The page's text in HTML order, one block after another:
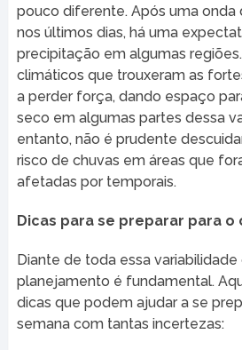
pouco diferente. Após uma onda
nos últimos dias, há uma
precipitação em algumas
climáticos que trouxeram as
a perder força, dando espaço
seco em algumas partes dessa
entanto, não é prudente
risco de chuvas em áreas que
afetadas por temporais.
Dicas para se preparar para o
Diante de toda essa
planejamento é fundamental.
dicas que podem ajudar a se
semana com tantas incertezas: